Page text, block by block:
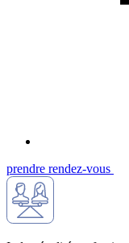
prendre rendez-vous